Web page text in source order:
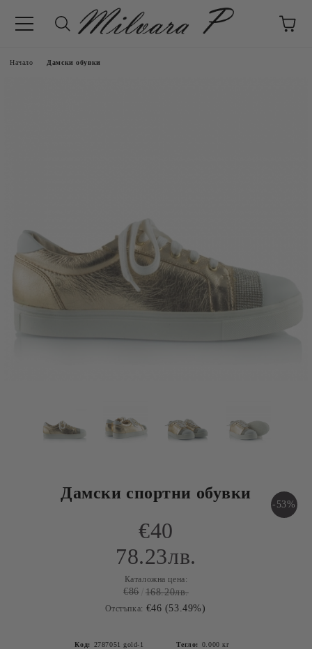
Начало Дамски обувки
Дамски спортни обувки
-53%
€40
78.23лв.
Каталожна цена:
€86 168.20лв.
Отстъпка: €46 (53.49%)
Код: 2787051 gold-1 Тегло: 0.000 кг